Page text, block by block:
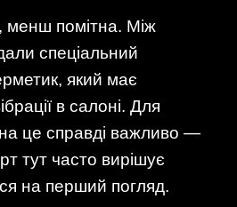
менш помітна. Між
спеціальний
який має
в салоні. Для
це справді важливо —
тут часто вирішує
на перший погляд.